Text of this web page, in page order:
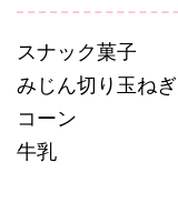
スナック菓子
みじん切り玉ねぎ
コーン
牛乳